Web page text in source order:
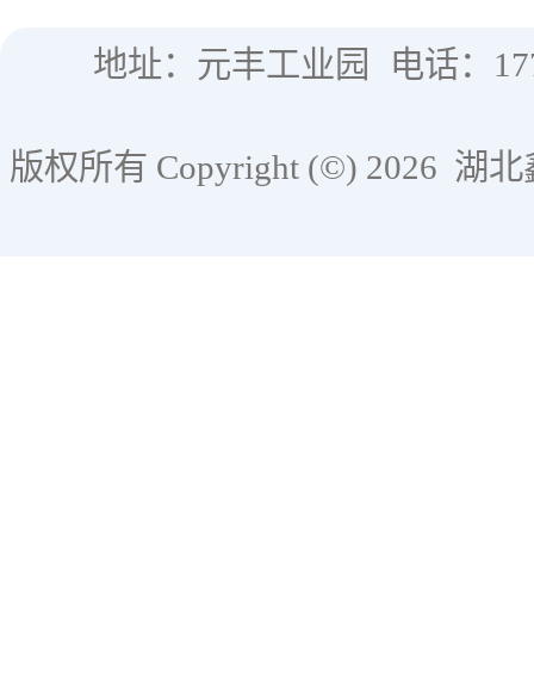
地址：元丰工业园 电话：
版权所有 Copyright (©) 2026 湖北